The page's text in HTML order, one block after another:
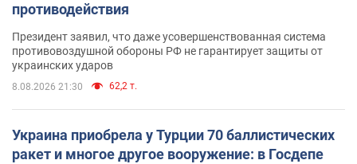
противодействия
Президент заявил, что даже усовершенствованная система
противовоздушной обороны РФ не гарантирует защиты от
украинских ударов
8.08.2026 21:30 62,2 т.
Украина приобрела у Турции 70 баллистических
ракет и многое другое вооружение: в Госдепе